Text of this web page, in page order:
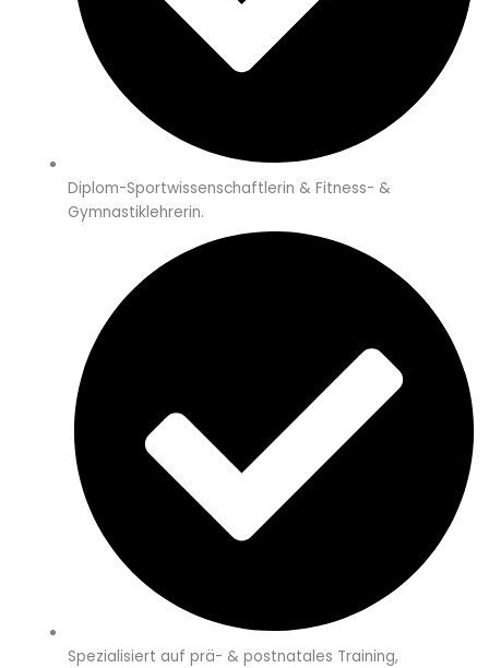
Diplom-Sportwissenschaftlerin & Fitness- &
Gymnastiklehrerin.
Spezialisiert auf prä- & postnatales Training,